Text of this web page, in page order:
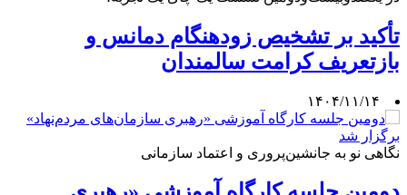
تأکید بر تشخیص زودهنگام دمانس و
بازتعریف کرامت سالمندان
۱۴۰۴/۱۱/۱۴
نگاهی نو به جانشین‌پروری و اعتماد سازمانی